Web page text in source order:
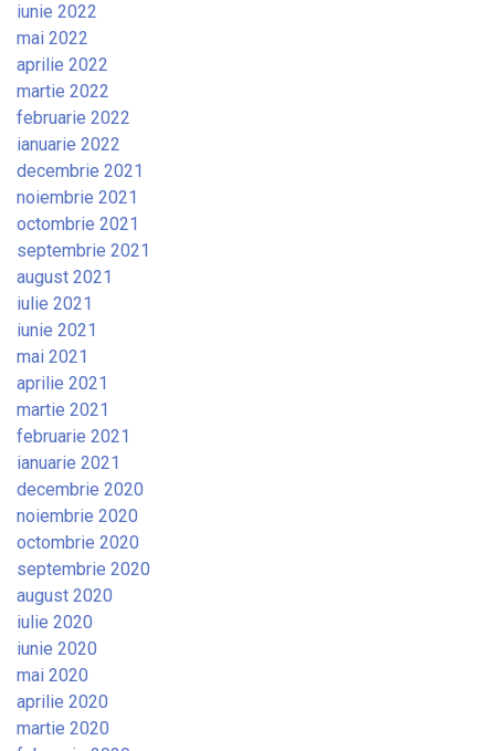
iunie 2022
mai 2022
aprilie 2022
martie 2022
februarie 2022
ianuarie 2022
decembrie 2021
noiembrie 2021
octombrie 2021
septembrie 2021
august 2021
iulie 2021
iunie 2021
mai 2021
aprilie 2021
martie 2021
februarie 2021
ianuarie 2021
decembrie 2020
noiembrie 2020
octombrie 2020
septembrie 2020
august 2020
iulie 2020
iunie 2020
mai 2020
aprilie 2020
martie 2020